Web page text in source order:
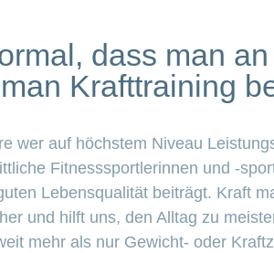
dass man
Krafttraining
wer auf höchstem Niveau
Fitnesssportlerinnen und -
Lebensqualität beiträgt. Kraft
und hilft uns, den Alltag zu
mehr als nur Gewicht- oder